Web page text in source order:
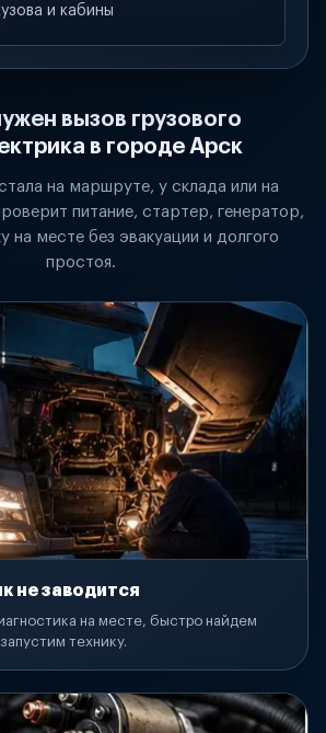
и кабины
вызов грузового
в городе Арск
на маршруте, у склада или на
питание, стартер, генератор,
на месте без эвакуации и долгого
простоя.
не заводится
на месте, быстро найдем
технику.